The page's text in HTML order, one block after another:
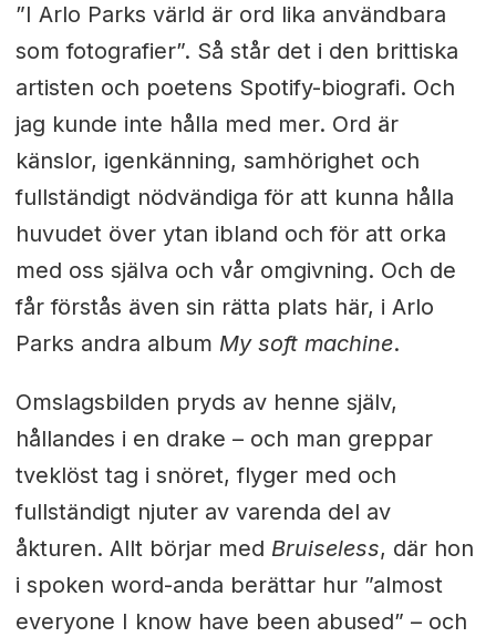
”I Arlo Parks värld är ord lika användbara
som fotografier”. Så står det i den brittiska
artisten och poetens Spotify-biografi. Och
jag kunde inte hålla med mer. Ord är
känslor, igenkänning, samhörighet och
fullständigt nödvändiga för att kunna hålla
huvudet över ytan ibland och för att orka
med oss själva och vår omgivning. Och de
får förstås även sin rätta plats här, i Arlo
Parks andra album My soft machine.
Omslagsbilden pryds av henne själv,
hållandes i en drake – och man greppar
tveklöst tag i snöret, flyger med och
fullständigt njuter av varenda del av
åkturen. Allt börjar med Bruiseless, där hon
i spoken word-anda berättar hur ”almost
everyone I know have been abused” – och